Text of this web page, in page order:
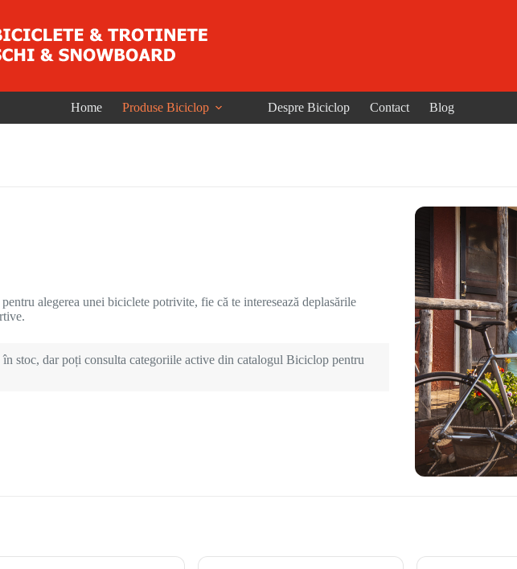
Home Produse Biciclop Despre Biciclop Contact Blog
alegerea unei biciclete potrivite, fie că te interesează deplasările
stoc, dar poți consulta categoriile active din catalogul Biciclop pentru